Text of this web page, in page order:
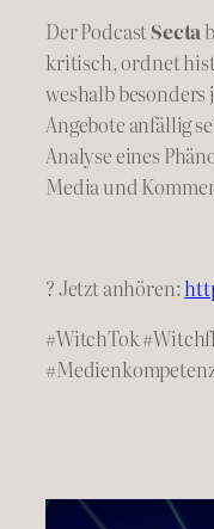
Der PodcastSecta
kritisch, ordnet
weshalb
Angebote anfällig
Analyse eines
Media und
? Jetzt anhören:
#WitchTok